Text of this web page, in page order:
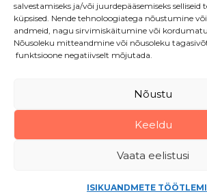
salvestamiseks ja/või juurdepääsemiseks
küpsised. Nende tehnoloogiatega nõustumine
andmeid, nagu sirvimiskäitumine või
Nõusoleku mitteandmine või nõusoleku
funktsioone negatiivselt mõjutada.
Nõustu
Keeldu
Vaata eelistusi
ISIKUANDMETE
LIITU UUDISKIRJAGA
Uudised & pakkumised sinu meilile
Vudila Mängumaa OÜ,